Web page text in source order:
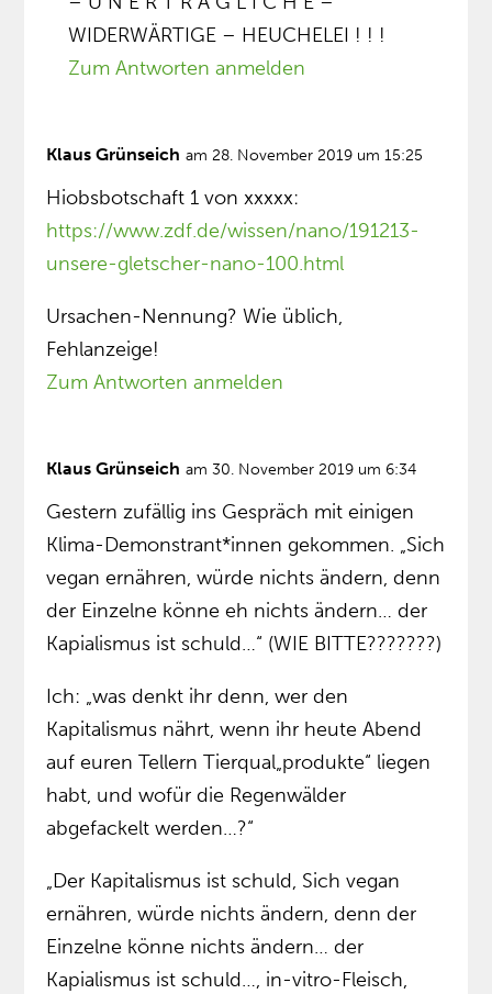
WIDERWÄRTIGE – HEUCHELEI ! ! !
Zum Antworten anmelden
Klaus Grünseich am 28. November 2019 um 15:25
Hiobsbotschaft 1 von xxxxx:
https://www.zdf.de/wissen/nano/191213-
unsere-gletscher-nano-100.html
Ursachen-Nennung? Wie üblich,
Fehlanzeige!
Zum Antworten anmelden
Klaus Grünseich am 30. November 2019 um 6:34
Gestern zufällig ins Gespräch mit einigen
Klima-Demonstrant*innen gekommen. „Sich
vegan ernähren, würde nichts ändern, denn
der Einzelne könne eh nichts ändern… der
Kapialismus ist schuld…“ (WIE BITTE???????)
Ich: „was denkt ihr denn, wer den
Kapitalismus nährt, wenn ihr heute Abend
auf euren Tellern Tierqual„produkte“ liegen
habt, und wofür die Regenwälder
abgefackelt werden…?“
„Der Kapitalismus ist schuld, Sich vegan
ernähren, würde nichts ändern, denn der
Einzelne könne nichts ändern… der
Kapialismus ist schuld…, in-vitro-Fleisch,